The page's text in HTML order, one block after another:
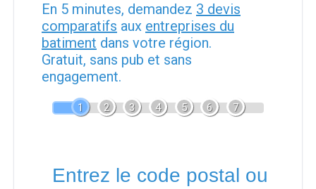
En 5 minutes, demandez 3 devis
comparatifs aux entreprises du
batiment dans votre région.
Gratuit, sans pub et sans
engagement.
1 2 3 4 5 6 7
Entrez le code postal ou